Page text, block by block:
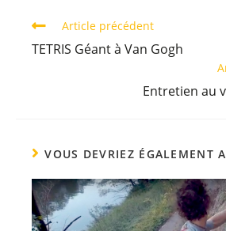
Article précédent
TETRIS Géant à Van Gogh
Entretien au
VOUS DEVRIEZ ÉGALEMENT